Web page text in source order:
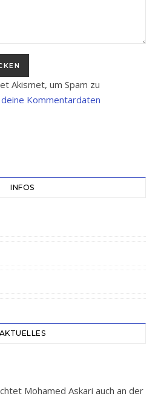
Akismet, um Spam zu
Kommentardaten
INFOS
AKTUELLES
Mohamed Askari auch an der